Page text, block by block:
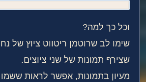
וכל כך למה?
שימו לב שרוטמן ריטווט ציוץ של
שצירף תמונות של שני ציוצים.
מעיון בתמונות, אפשר לראות